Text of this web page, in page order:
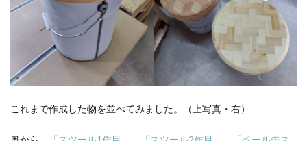
これまで作成した物を並べてみました。（上写真・右）